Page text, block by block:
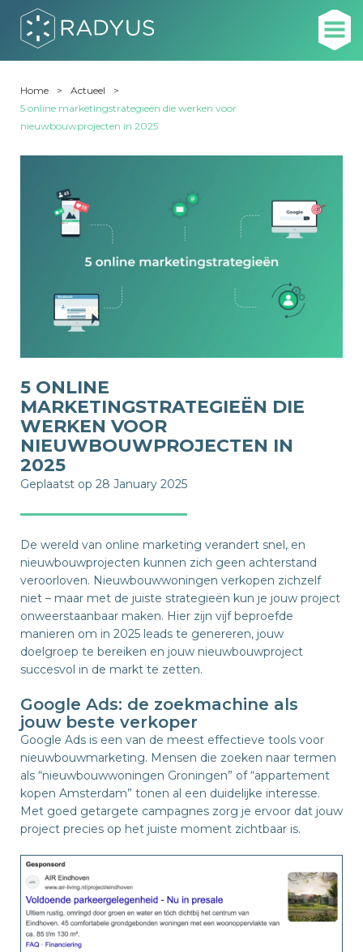
Home
Actueel
5 online marketingstrategieën die werken voor
nieuwbouwprojecten in 2025
5 ONLINE
MARKETINGSTRATEGIEËN DIE
WERKEN VOOR
NIEUWBOUWPROJECTEN IN
2025
Geplaatst op 28 January 2025
De wereld van online marketing verandert snel, en
nieuwbouwprojecten kunnen zich geen achterstand
veroorloven. Nieuwbouwwoningen verkopen zichzelf
niet – maar met de juiste strategieën kun je jouw project
onweerstaanbaar maken. Hier zijn vijf beproefde
manieren om in 2025 leads te genereren, jouw
doelgroep te bereiken en jouw nieuwbouwproject
succesvol in de markt te zetten.
Google Ads: de zoekmachine als
jouw beste verkoper
Google Ads is een van de meest effectieve tools voor
nieuwbouwmarketing. Mensen die zoeken naar termen
als “nieuwbouwwoningen Groningen” of “appartement
kopen Amsterdam” tonen al een duidelijke interesse.
Met goed getargete campagnes zorg je ervoor dat jouw
project precies op het juiste moment zichtbaar is.